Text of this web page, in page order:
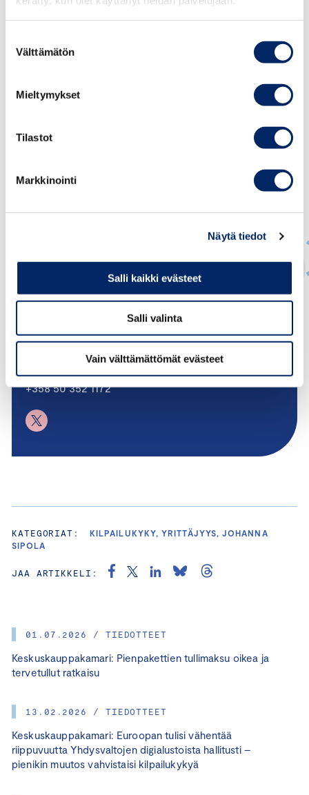
valinta
Välttämätön
Mieltymykset
Tilastot
Markkinointi
Näytä tiedot
Salli kaikki evästeet
Salli valinta
Vain välttämättömät evästeet
01.07.2026 / TIEDOTTEET
Keskuskauppakamari: Pienpakettien tullimaksu oikea ja
tervetullut ratkaisu
13.02.2026 / TIEDOTTEET
Keskuskauppakamari: Euroopan tulisi vähentää
riippuvuutta Yhdysvaltojen digialustoista hallitusti –
pienikin muutos vahvistaisi kilpailukykyä
Johanna Sipola
KILPAILUKYKY
+358 50 352 1172
KATEGORIAT:
KILPAILUKYKY, YRITTÄJYYS, JOHANNA
SIPOLA
JAA ARTIKKELI: